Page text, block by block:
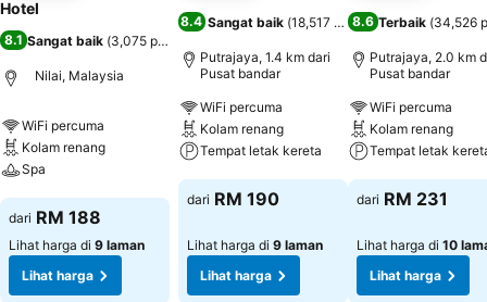
Hotel
8.1 Sangat baik (3,075 penilaian
Nilai, Malaysia
WiFi percuma
Kolam renang
Spa
Lihat harga
dari RM 188
Lihat harga di 9 laman
Lihat harga
8.4 Sangat baik (18,517 penilaian)
Putrajaya, 1.4 km dari
Pusat bandar
WiFi percuma
Kolam renang
Tempat letak kereta
Lihat harga
dari RM 190
Lihat harga di 9 laman
Lihat harga
8.6 Terbaik (34,526
Putrajaya, 2.0 km
Pusat bandar
WiFi percuma
Kolam renang
Tempat letak
Lihat harga
dari RM 231
Lihat harga di 10
Lihat harga